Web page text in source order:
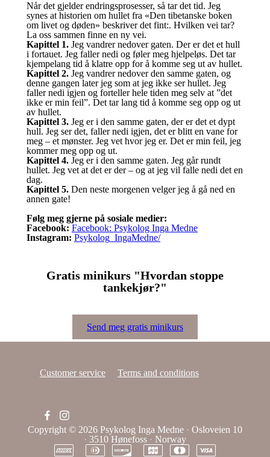
Når det gjelder endringsprosesser, så tar det tid. Jeg
synes at historien om hullet fra «Den tibetanske boken
om livet og døden» beskriver det fint:. Hvilken vei tar?
La oss sammen finne en ny vei.
Kapittel 1. Jeg vandrer nedover gaten. Der er det et hull
i fortauet. Jeg faller nedi og føler meg hjelpeløs. Det tar
kjempelang tid å klatre opp for å komme seg ut av hullet.
Kapittel 2. Jeg vandrer nedover den samme gaten, og
denne gangen later jeg som at jeg ikke ser hullet. Jeg
faller nedi igjen og forteller hele tiden meg selv at ”det
ikke er min feil”. Det tar lang tid å komme seg opp og ut
av hullet.
Kapittel 3. Jeg er i den samme gaten, der er det et dypt
hull. Jeg ser det, faller nedi igjen, det er blitt en vane for
meg – et mønster. Jeg vet hvor jeg er. Det er min feil, jeg
kommer meg opp og ut.
Kapittel 4. Jeg er i den samme gaten. Jeg går rundt
hullet. Jeg vet at det er der – og at jeg vil falle nedi det en
dag.
Kapittel 5. Den neste morgenen velger jeg å gå ned en
annen gate!
Følg meg gjerne på sosiale medier:
Facebook: Facebook: Psykolog Inga Medne
Instagram: Psykolog_IngaMedne/
Gratis minikurs "Hvordan stoppe
tankekjør?"
Send meg gratis minikurs
Customer service Terms and conditions
Copyright © 2026 Psykolog Inga Medne · Osloveien 10
· 3510 Hønefoss · Norway